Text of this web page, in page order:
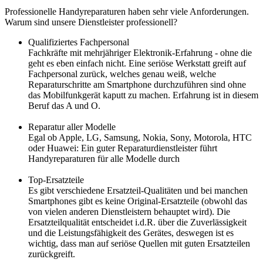
Professionelle Handyreparaturen haben sehr viele Anforderungen.
Warum sind unsere Dienstleister professionell?
Qualifiziertes Fachpersonal
Fachkräfte mit mehrjähriger Elektronik-Erfahrung - ohne die
geht es eben einfach nicht. Eine seriöse Werkstatt greift auf
Fachpersonal zurück, welches genau weiß, welche
Reparaturschritte am Smartphone durchzuführen sind ohne
das Mobilfunkgerät kaputt zu machen. Erfahrung ist in diesem
Beruf das A und O.
Reparatur aller Modelle
Egal ob Apple, LG, Samsung, Nokia, Sony, Motorola, HTC
oder Huawei: Ein guter Reparaturdienstleister führt
Handyreparaturen für alle Modelle durch
Top-Ersatzteile
Es gibt verschiedene Ersatzteil-Qualitäten und bei manchen
Smartphones gibt es keine Original-Ersatzteile (obwohl das
von vielen anderen Dienstleistern behauptet wird). Die
Ersatzteilqualität entscheidet i.d.R. über die Zuverlässigkeit
und die Leistungsfähigkeit des Gerätes, deswegen ist es
wichtig, dass man auf seriöse Quellen mit guten Ersatzteilen
zurückgreift.